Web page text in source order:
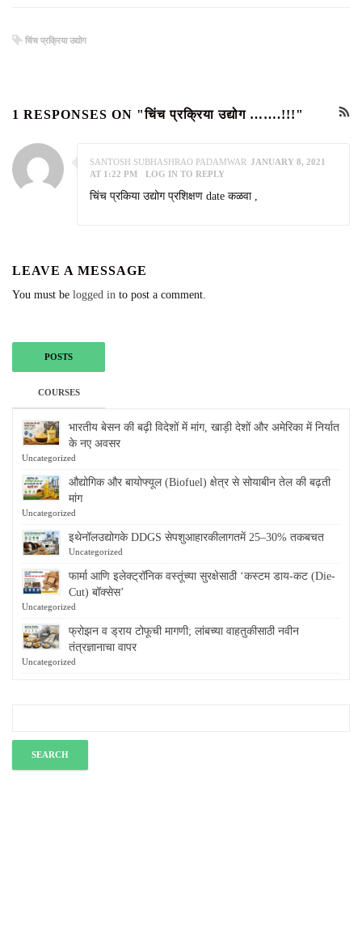
चिंच प्रक्रिया उद्योग
1 RESPONSES ON "चिंच प्रक्रिया उद्योग …….!!!"
SANTOSH SUBHASHRAO PADAMWAR JANUARY 8, 2021
AT 1:22 PM
LOG IN TO REPLY
चिंच प्रकिया उद्योग प्रशिक्षण date कळवा ,
LEAVE A MESSAGE
You must be logged in to post a comment.
POSTS
COURSES
भारतीय बेसन की बढ़ी विदेशों में मांग, खाड़ी देशों और अमेरिका में निर्यात
के नए अवसर
Uncategorized
औद्योगिक और बायोफ्यूल (Biofuel) क्षेत्र से सोयाबीन तेल की बढ़ती
मांग
Uncategorized
इथेनॉलउद्योगके DDGS सेपशुआहारकीलागतमें 25–30% तकबचत
Uncategorized
फार्मा आणि इलेक्ट्रॉनिक वस्तूंच्या सुरक्षेसाठी ‘कस्टम डाय-कट (Die-
Cut) बॉक्सेस’
Uncategorized
फ्रोझन व ड्राय टोफूची मागणी; लांबच्या वाहतुकीसाठी नवीन
तंत्रज्ञानाचा वापर
Uncategorized